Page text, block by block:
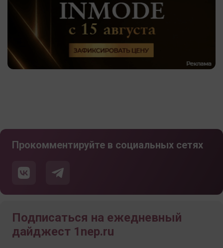
Прокомментируйте в социальных сетях
Подписаться на ежедневный
дайджест 1nep.ru